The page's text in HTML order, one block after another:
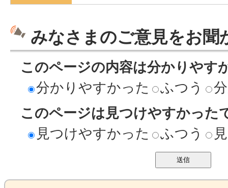
みなさまのご意見をお聞
このページの内容は分かりやす
分かりやすかった
ふつう
このページは見つけやすかった
見つけやすかった
ふつう